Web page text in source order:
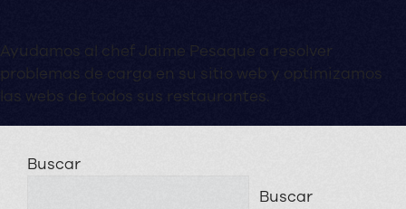
Ayudamos al chef Jaime Pesaque a resolver
problemas de carga en su sitio web y optimizamos
las webs de todos sus restaurantes.
Buscar
Buscar